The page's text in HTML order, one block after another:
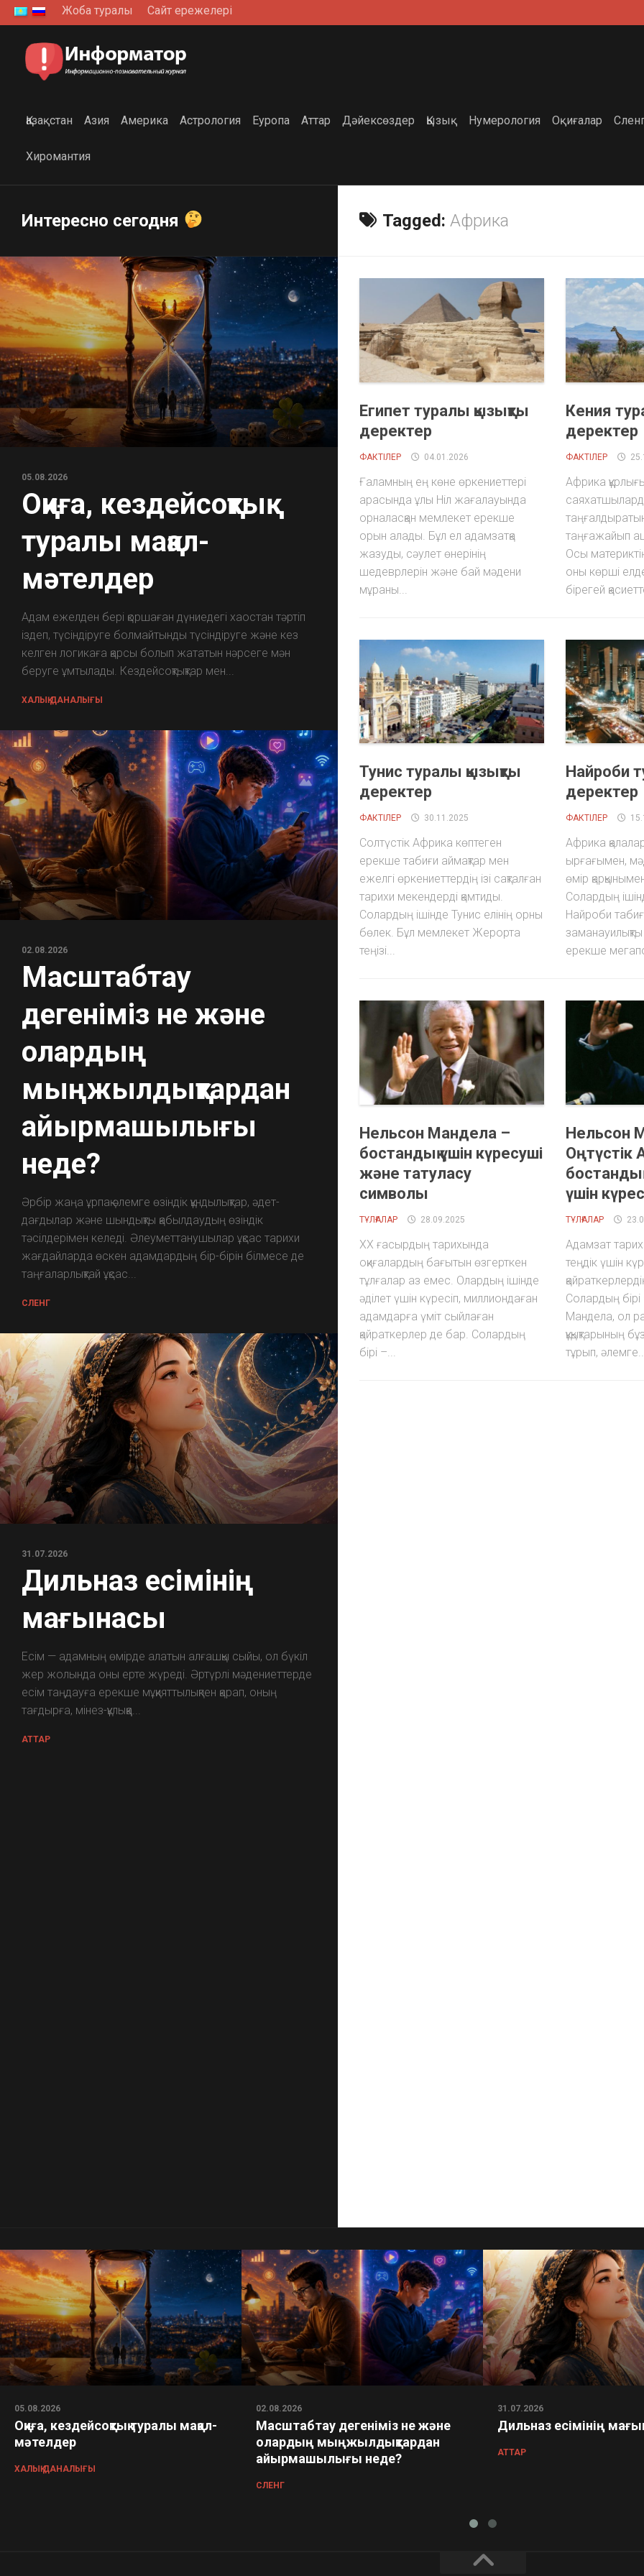
Skip
to
content
Жоба туралы Сайт ережелері
Қазақстан Азия Америка Астрология Еуропа Аттар Дәйексөздер Қызық Нумерология Оқиғалар
Хиромантия
Интересно сегодня
05.08.2026
Оқиға, кездейсоқтық
туралы мақал-
мәтелдер
Адам ежелден бері қоршаған дүниедегі хаостан тәртіп
іздеп, түсіндіруге болмайтынды түсіндіруге және кез
келген логикаға қарсы болып жататын нәрсеге мән
беруге ұмтылады. Кездейсоқтықтар мен...
ХАЛЫҚ ДАНАЛЫҒЫ
02.08.2026
Масштабтау
дегеніміз не және
олардың
мыңжылдықтардан
айырмашылығы
неде?
Әрбір жаңа ұрпақ әлемге өзіндік құндылықтар, әдет-
дағдылар және шындықты қабылдаудың өзіндік
тәсілдерімен келеді. Әлеуметтанушылар ұқсас тарихи
жағдайларда өскен адамдардың бір-бірін білмесе де
таңғаларлықтай ұқсас...
СЛЕНГ
31.07.2026
Дильназ есімінің
мағынасы
Есім — адамның өмірде алатын алғашқы сыйы, ол бүкіл
жер жолында оны ерте жүреді. Әртүрлі мәдениеттерде
есім таңдауға ерекше мұқияттылықпен қарап, оның
тағдырға, мінез-құлыққа...
АТТАР
Tagged:Африка
Египет туралы қызықты
деректер
ФАКТІЛЕР 04.01.2026
Ғаламның ең көне өркениеттері
арасында ұлы Ніл жағалауында
орналасқан мемлекет ерекше
орын алады. Бұл ел адамзатқа
жазуды, сәулет өнерінің
шедеврлерін және бай мәдени
мұраны...
Кения
деректер
ФАКТІЛЕР
Африка
таңғажайып
Осы
оны көрші
бірегей
Тунис туралы қызықты
деректер
ФАКТІЛЕР 30.11.2025
Солтүстік Африка көптеген
ерекше табиғи аймақтар мен
ежелгі өркениеттердің ізі сақталған
тарихи мекендерді қамтиды.
Солардың ішінде Тунис елінің орны
бөлек. Бұл мемлекет Жерорта
теңізі...
Найроби
деректер
ФАКТІЛЕР
Африка
ырғағымен,
өмір
Солардың
Найроби
заманауилықты
ерекше
Нельсон Мандела –
бостандық үшін күресуші
және татуласу
символы
ТҰЛҒАЛАР 28.09.2025
XX ғасырдың тарихында
оқиғалардың бағытын өзгерткен
тұлғалар аз емес. Олардың ішінде
әділет үшін күресіп, миллиондаған
адамдарға үміт сыйлаған
қайраткерлер де бар. Солардың
бірі –...
Нельсон
Оңтүстік
үшін
ТҰЛҒАЛАР
Адамзат
теңдік үшін
Солардың
Мандела, ол
құқықтарының
тұрып,
05.08.2026
Оқиға, кездейсоқтық туралы мақал-
мәтелдер
ХАЛЫҚ ДАНАЛЫҒЫ
02.08.2026
Масштабтау дегеніміз не және
олардың мыңжылдықтардан
айырмашылығы неде?
СЛЕНГ
31.07.2026
Дильназ есімінің
АТТАР